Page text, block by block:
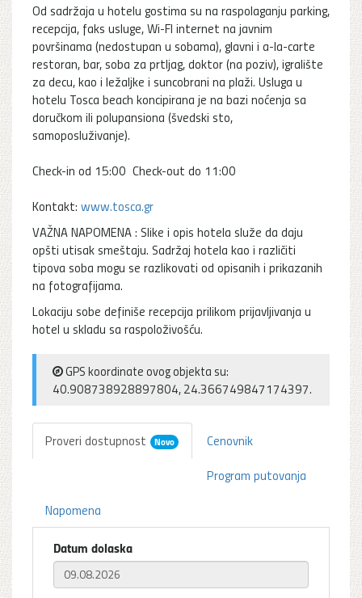
Od sadržaja u hotelu gostima su na raspolaganju parking,
recepcija, faks usluge, Wi-FI internet na javnim
površinama (nedostupan u sobama), glavni i a-la-carte
restoran, bar, soba za prtljag, doktor (na poziv), igralište
za decu, kao i ležaljke i suncobrani na plaži. Usluga u
hotelu Tosca beach koncipirana je na bazi noćenja sa
doručkom ili polupansiona (švedski sto,
samoposluživanje).
Check-in od 15:00 Check-out do 11:00
Kontakt: www.tosca.gr
VAŽNA NAPOMENA : Slike i opis hotela služe da daju
opšti utisak smeštaju. Sadržaj hotela kao i različiti
tipova soba mogu se razlikovati od opisanih i prikazanih
na fotografijama.
Lokaciju sobe definiše recepcija prilikom prijavljivanja u
hotel u skladu sa raspoloživošću.
GPS koordinate ovog objekta su:
40.908738928897804, 24.366749847174397.
Proveri dostupnost Novo
Cenovnik
Program putovanja
Napomena
Datum dolaska